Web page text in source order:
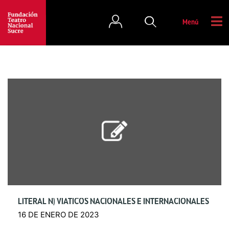
Menú
LITERAL N) VIÁTICOS NACIONALES E INTERNACIONALES
16 DE ENERO DE 2023